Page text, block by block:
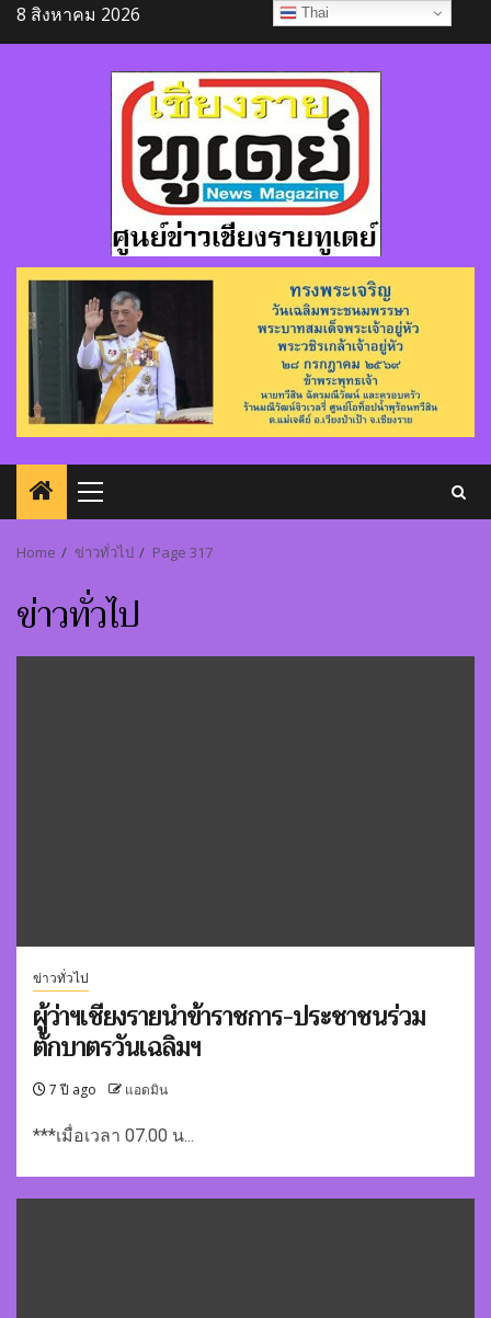
Skip
to
8 สิงหาคม 2026
Primary
Home ข่าวทั่วไป Page 317
ข่าวทั่วไป
ข่าวทั่วไป
ผู้ว่าฯเชียงรายนำข้าราชการ-ประชาชนร่วม
ตักบาตรวันเฉลิมฯ
7 ปี ago แอดมิน
***เมื่อเวลา 07.00 น...
Thai